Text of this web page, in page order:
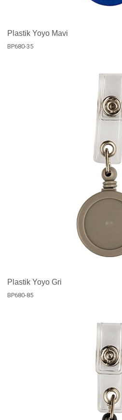
Plastik Yoyo Mavi
BP680-35
Plastik Yoyo Gri
BP680-85